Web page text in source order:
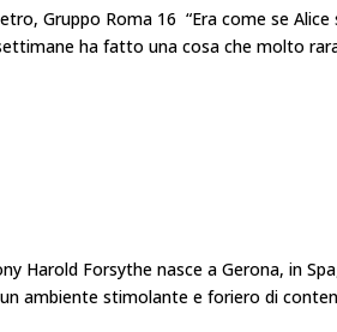
Gruppo Roma 16 “Era come se
ha fatto una cosa che molto
Harold Forsythe nasce a Gerona, in
ambiente stimolante e foriero di